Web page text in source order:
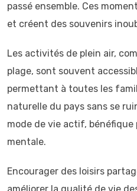
passé ensemble. Ces
et créent des souvenirs
Les activités de plein air,
plage, sont souvent
permettant à toutes les
naturelle du pays sans se
mode de vie actif,
mentale.
Encourager des loisirs